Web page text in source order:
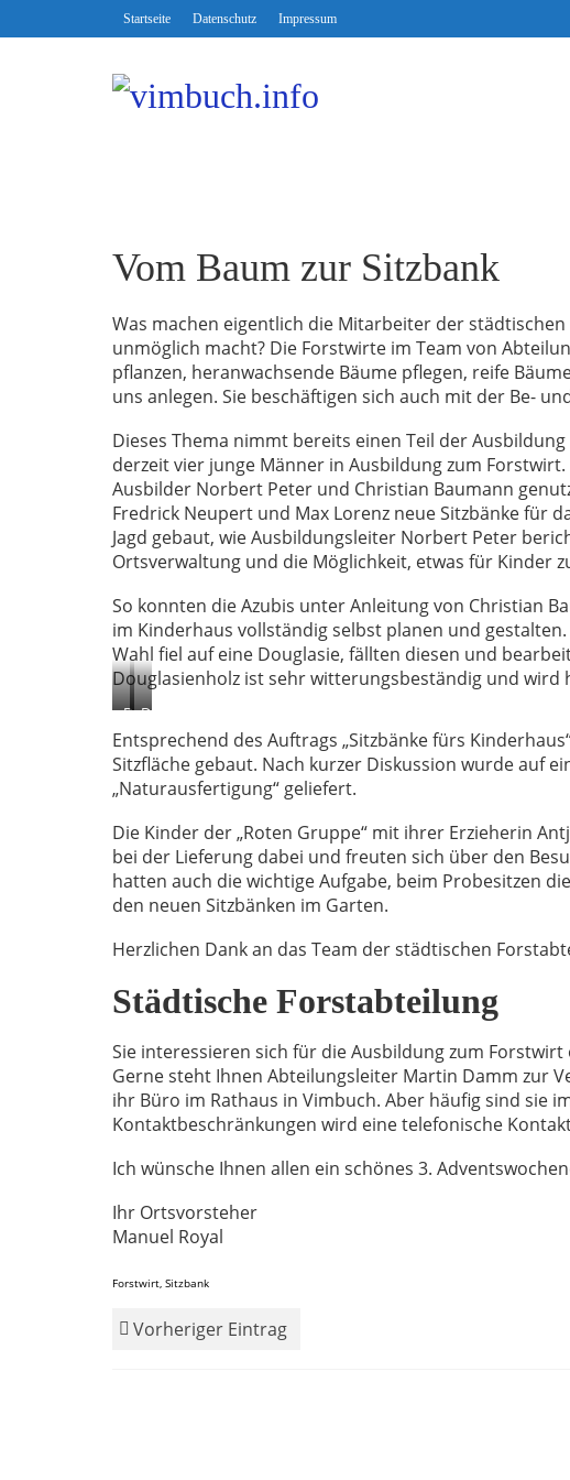
Startseite Datenschutz Impressum
Vom Baum zur Sitzbank
Was machen eigentlich die Mitarbeiter der
unmöglich macht? Die Forstwirte im Team von
pflanzen, heranwachsende Bäume pflegen, reife
uns anlegen. Sie beschäftigen sich auch mit der Be-
Dieses Thema nimmt bereits einen Teil der
derzeit vier junge Männer in Ausbildung zum
Ausbilder Norbert Peter und Christian Baumann
Fredrick Neupert und Max Lorenz neue Sitzbänke für
Jagd gebaut, wie Ausbildungsleiter Norbert Peter
Ortsverwaltung und die Möglichkeit, etwas für Kinder
So konnten die Azubis unter Anleitung von Christian
im Kinderhaus vollständig selbst planen und
Wahl fiel auf eine Douglasie, fällten diesen und
Douglasienholz ist sehr witterungsbeständig und wird
Die
„starken
Männer“
bringen
neuen
Bänke.
Bild
Manuel
Die
Kinder
verfolgten
interessiert
Aufbau.
Bild
Manuel
Royal
Entsprechend des Auftrags „Sitzbänke fürs
Sitzfläche gebaut. Nach kurzer Diskussion wurde auf
„Naturausfertigung“ geliefert.
Die Kinder der „Roten Gruppe“ mit ihrer Erzieherin
bei der Lieferung dabei und freuten sich über den
hatten auch die wichtige Aufgabe, beim Probesitzen
den neuen Sitzbänken im Garten.
Herzlichen Dank an das Team der städtischen
Städtische Forstabteilung
Sie interessieren sich für die Ausbildung zum
Gerne steht Ihnen Abteilungsleiter Martin Damm zur
ihr Büro im Rathaus in Vimbuch. Aber häufig sind sie
Kontaktbeschränkungen wird eine telefonische
Ich wünsche Ihnen allen ein schönes 3.
Ihr Ortsvorsteher
Manuel Royal
Forstwirt, Sitzbank
Vorheriger Eintrag